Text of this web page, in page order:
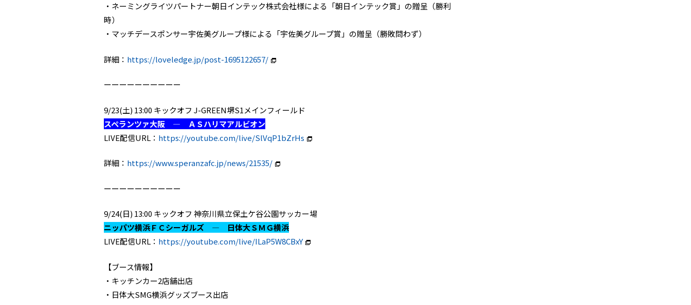
・ネーミングライツパートナー朝日インテック株式会社様による「朝日インテック賞」の贈呈（勝利
時）
・マッチデースポンサー宇佐美グループ様による「宇佐美グループ賞」の贈呈（勝敗問わず）
詳細： https://loveledge.jp/post-1695122657/
ーーーーーーーーーー
9/23(土) 13:00 キックオフ J-GREEN堺S1メインフィールド
スペランツァ大阪 ― ＡＳハリマアルビオン
LIVE配信URL： https://youtube.com/live/SlVqP1bZrHs
詳細： https://www.speranzafc.jp/news/21535/
ーーーーーーーーーー
9/24(日) 13:00 キックオフ 神奈川県立保土ケ谷公園サッカー場
ニッパツ横浜ＦＣシーガルズ ― 日体大ＳＭＧ横浜
LIVE配信URL： https://youtube.com/live/ILaP5W8CBxY
【ブース情報】
・キッチンカー2店舗出店
・日体大SMG横浜グッズブース出店